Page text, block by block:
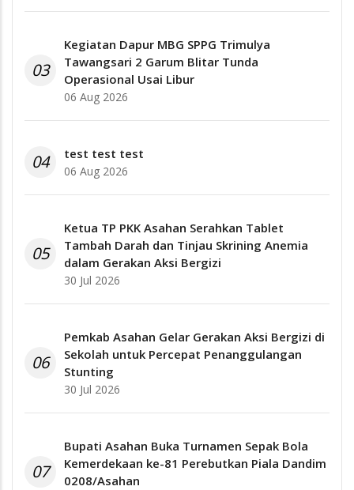
03
Kegiatan Dapur MBG SPPG Trimulya
Tawangsari 2 Garum Blitar Tunda
Operasional Usai Libur
06 Aug 2026
04 test test test
06 Aug 2026
05
Ketua TP PKK Asahan Serahkan Tablet
Tambah Darah dan Tinjau Skrining Anemia
dalam Gerakan Aksi Bergizi
30 Jul 2026
06
Pemkab Asahan Gelar Gerakan Aksi Bergizi di
Sekolah untuk Percepat Penanggulangan
Stunting
30 Jul 2026
07
Bupati Asahan Buka Turnamen Sepak Bola
Kemerdekaan ke-81 Perebutkan Piala Dandim
0208/Asahan